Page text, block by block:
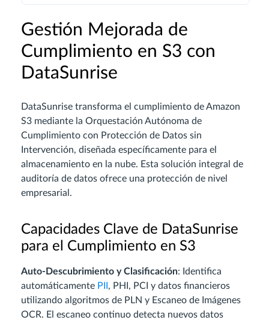
Gestión Mejorada de
Cumplimiento en S3 con
DataSunrise
DataSunrise transforma el cumplimiento de Amazon
S3 mediante la Orquestación Autónoma de
Cumplimiento con Protección de Datos sin
Intervención, diseñada específicamente para el
almacenamiento en la nube. Esta solución integral de
auditoría de datos ofrece una protección de nivel
empresarial.
Capacidades Clave de DataSunrise
para el Cumplimiento en S3
Auto-Descubrimiento y Clasificación: Identifica
automáticamente PII , PHI, PCI y datos financieros
utilizando algoritmos de PLN y Escaneo de Imágenes
OCR. El escaneo continuo detecta nuevos datos